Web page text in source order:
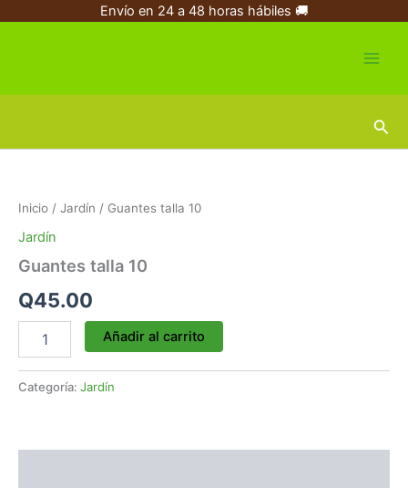
Envío en 24 a 48 horas hábiles 🚚
Inicio / Jardín / Guantes talla 10
Jardín
Guantes talla 10
Q45.00
cantidad
Añadir al carrito
Categoría: Jardín